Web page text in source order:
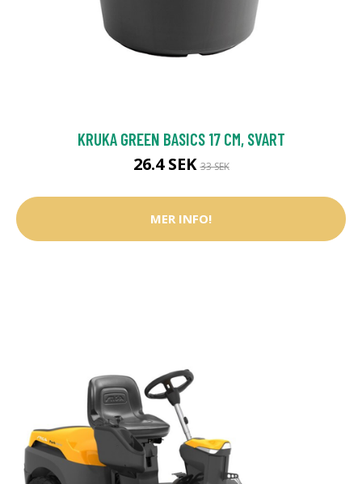
KRUKA GREEN BASICS 17 CM, SVART
26.4 SEK33 SEK
MER INFO!